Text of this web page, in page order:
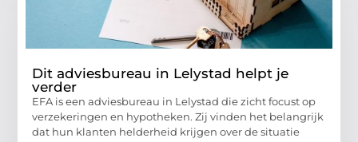
Dit adviesbureau in Lelystad helpt je
verder
EFA is een adviesbureau in Lelystad die zicht focust op
verzekeringen en hypotheken. Zij vinden het belangrijk
dat hun klanten helderheid krijgen over de situatie